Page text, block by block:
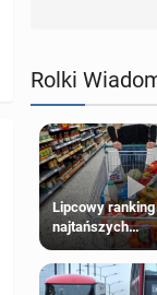
Rolki
Lipcowy ranking
najtańszych
supermarketów